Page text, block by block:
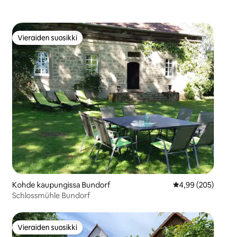
Vieraiden suosikki
Vieraiden suosikki
Kohde kaupungissa Bundorf
4,99 (205)
Schlossmühle Bundorf
Vieraiden suosikki
Vieraiden suosikki